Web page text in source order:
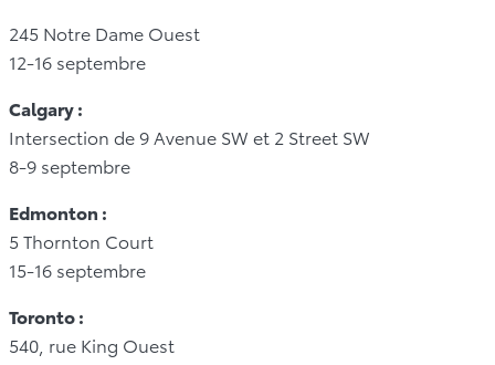
245 Notre Dame Ouest
12-16 septembre
Calgary :
Intersection de 9 Avenue SW et 2 Street SW
8-9 septembre
Edmonton :
5 Thornton Court
15-16 septembre
Toronto :
540, rue King Ouest